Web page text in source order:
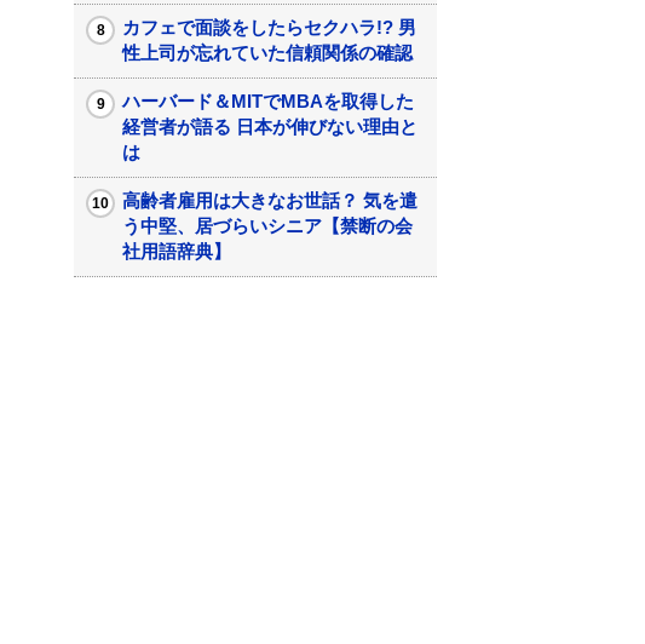
カフェで面談をしたらセクハラ!? 男
性上司が忘れていた信頼関係の確認
ハーバード＆MITでMBAを取得した
経営者が語る 日本が伸びない理由と
は
高齢者雇用は大きなお世話？ 気を遣
う中堅、居づらいシニア【禁断の会
社用語辞典】